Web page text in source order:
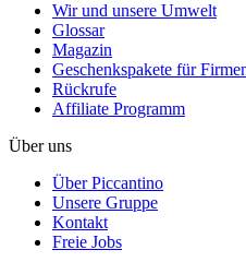
Wir und unsere Umwelt
Glossar
Magazin
Geschenkspakete für
Rückrufe
Affiliate Programm
Über uns
Über Piccantino
Unsere Gruppe
Kontakt
Freie Jobs